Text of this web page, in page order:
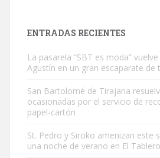
es muy manso y extremadamente cari...
Leales.org » Gran Canaria | 9.7.2025
ENTRADAS RECIENTES
La pasarela “SBT es moda”
Agustín en un gran escaparate de
San Bartolomé de Tirajana
ocasionadas por el servicio de
papel-cartón
St. Pedro y Siroko amenizan este
una noche de verano en El Tablero